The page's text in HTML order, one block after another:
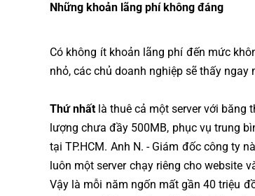
Những khoản lãng phí không đáng
Có không ít khoản lãng phí đến mức
nhỏ, các chủ doanh nghiệp sẽ thấy
Thứ nhấtlà thuê cả một server với băng
lượng chưa đầy 500MB, phục vụ trung
tại TP.HCM. Anh N. - Giám đốc công ty
luôn một server chạy riêng cho website
Vậy là mỗi năm ngốn mất gần 40 triệu